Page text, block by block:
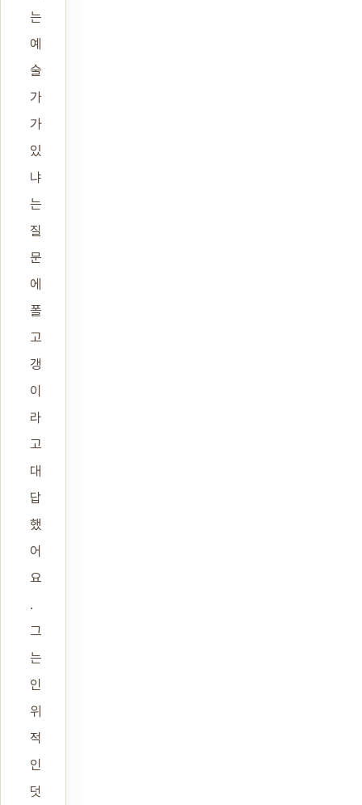
는
예
술
가
가
있
냐
는
질
문
에
폴
고
갱
이
라
고
대
답
했
어
요
.
그
는
인
위
적
인
덧